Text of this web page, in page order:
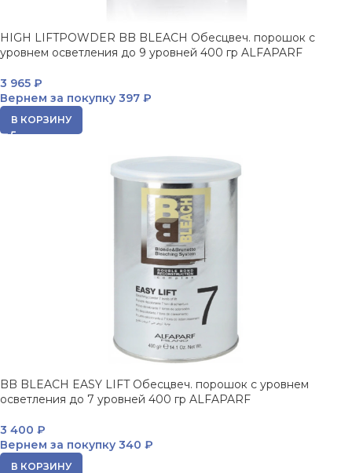
HIGH LIFTPOWDER BB BLEACH Обесцвеч. порошок с
уровнем осветления до 9 уровней 400 гр ALFAPARF
3 965 ₽
Вернем за покупку 397 ₽
В КОРЗИНУ
BB BLEACH EASY LIFT Обесцвеч. порошок с уровнем
осветления до 7 уровней 400 гр ALFAPARF
3 400 ₽
Вернем за покупку 340 ₽
В КОРЗИНУ